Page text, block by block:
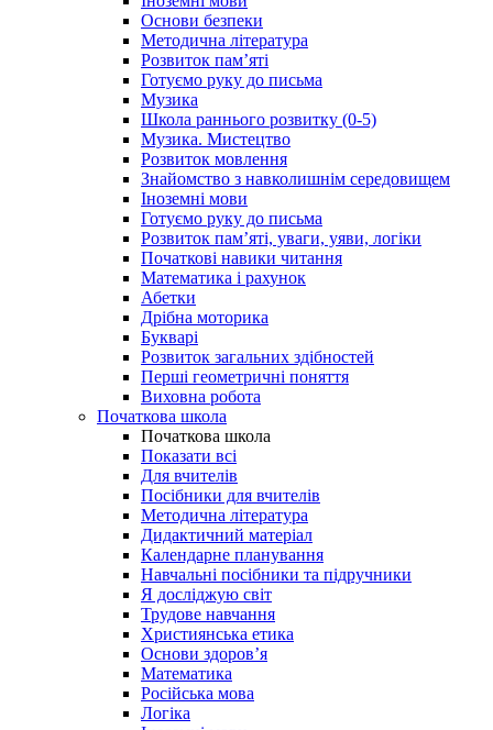
Основи безпеки
Методична література
Розвиток пам’яті
Готуємо руку до письма
Музика
Школа раннього розвитку (0-5)
Музика. Мистецтво
Розвиток мовлення
Знайомство з навколишнім середовищем
Іноземні мови
Готуємо руку до письма
Розвиток пам’яті, уваги, уяви, логіки
Початкові навики читання
Математика і рахунок
Абетки
Дрібна моторика
Букварі
Розвиток загальних здібностей
Перші геометричні поняття
Виховна робота
Початкова школа
Початкова школа
Показати всі
Для вчителів
Посібники для вчителів
Методична література
Дидактичний матеріал
Календарне планування
Навчальні посібники та підручники
Я досліджую світ
Трудове навчання
Християнська етика
Основи здоров’я
Математика
Російська мова
Логіка